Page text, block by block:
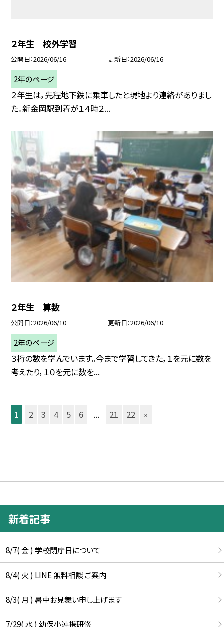
２年生 校外学習
公開日 2026/06/16 更新日 2026/06/16
2年のページ
２年生は，先程地下鉄に乗車したと現地より連絡がありまし
た。新金岡駅到着が１４時２...
２年生 算数
公開日 2026/06/10 更新日 2026/06/10
2年のページ
３桁の数を学んでいます。今まで学習してきた，１を元に数を
考えたり，１０を元に数を...
1 2 3 4 5 6 ... 21 22 »
新着記事
8/7( 金 ) 学校閉庁日について
8/4( 火 ) LINE 無料相談 ご案内
8/3( 月 ) 暑中お見舞い申し上げます
7/29( 水 ) 幼保小連携研修